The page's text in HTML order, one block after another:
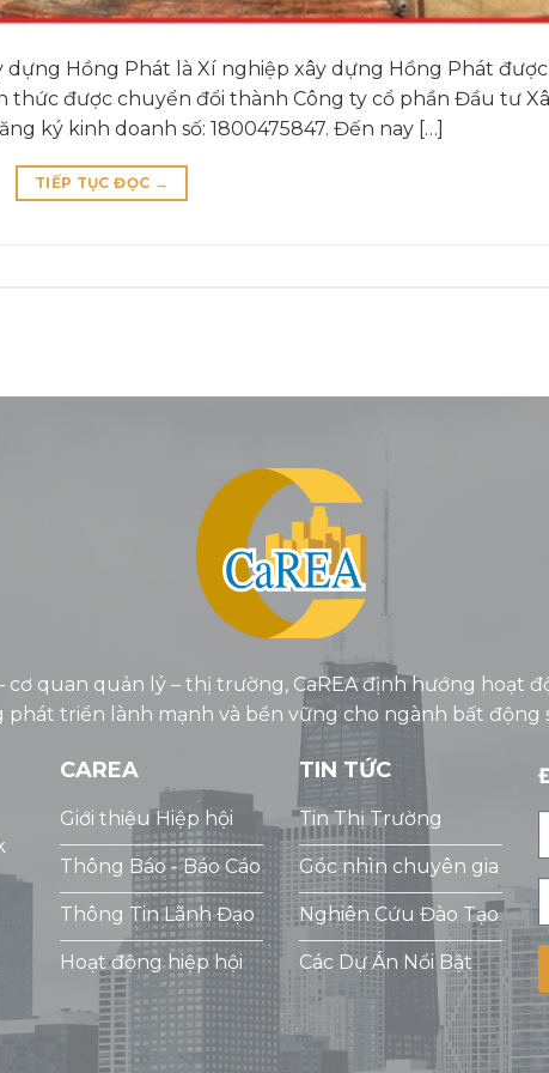
Hồng Phát là Xí nghiệp xây dựng Hồng Phát được
thức được chuyển đổi thành Công ty cổ phần Đầu tư
ký kinh doanh số: 1800475847. Đến nay […]
TIẾP TỤC ĐỌC →
cơ quan quản lý – thị trường, CaREA định hướng hoạt
phát triển lành mạnh và bền vững cho ngành bất động
CAREA
Giới thiệu Hiệp hội
Thông Báo - Báo Cáo
Thông Tin Lãnh Đạo
Hoạt động hiệp hội
TIN TỨC
Tin Thị Trường
Góc nhìn chuyên gia
Nghiên Cứu Đào Tạo
Các Dự Án Nổi Bật